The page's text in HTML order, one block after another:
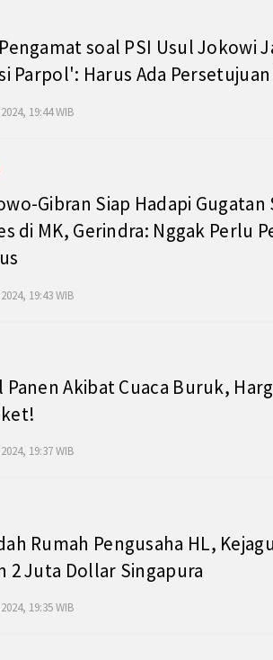
soal PSI Usul Jokowi
Parpol': Harus Ada
19:44 WIB
Gibran Siap Hadapi Gugatan
di MK, Gerindra: Nggak Perlu
19:43 WIB
Panen Akibat Cuaca Buruk,
19:37 WIB
Rumah Pengusaha HL,
2 Juta Dollar Singapura
19:35 WIB